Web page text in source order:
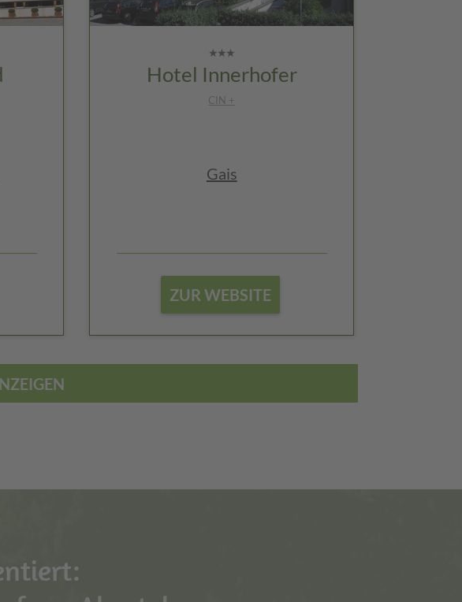
Hotel Innerhofer
CIN +
Gais
ZUR WEBSITE